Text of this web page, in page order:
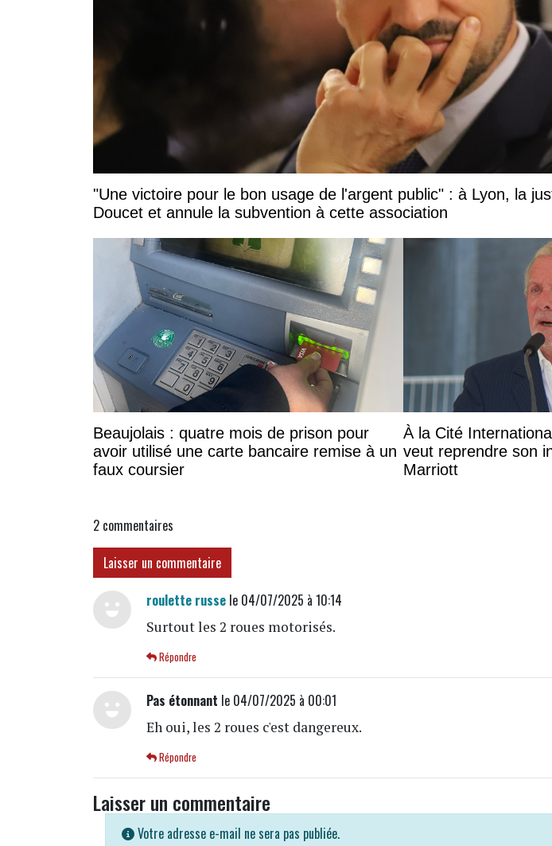
"Une victoire pour le bon usage de l'argent public" : à Lyon, la
Doucet et annule la subvention à cette association
Beaujolais : quatre mois de prison pour
avoir utilisé une carte bancaire remise à un
faux coursier
À la Cité
veut reprendre son
Marriott
2 commentaires
Laisser un commentaire
roulette russe le 04/07/2025 à 10:14
Surtout les 2 roues motorisés.
Répondre
Pas étonnant le 04/07/2025 à 00:01
Eh oui, les 2 roues c'est dangereux.
Répondre
Laisser un commentaire
Votre adresse e-mail ne sera pas publiée.